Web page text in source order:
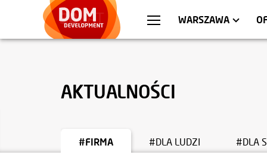
WARSZAWA
WROCŁAW
MIESZKANIA
AKTUALNOŚCI
#FIRMA #DLA LUDZI #DLA